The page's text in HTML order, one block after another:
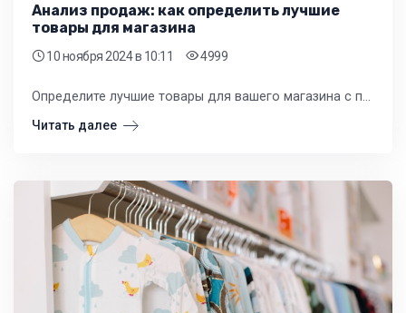
Анализ продаж: как определить лучшие
товары для магазина
10 ноября 2024в 10:11 4999
Определите лучшие товары для вашего магазина с помощью анализа продаж, рынка и конкурентов. Узнайте, как использовать данные для принятия решений и оптимизировать ассортимент.
Читать далее